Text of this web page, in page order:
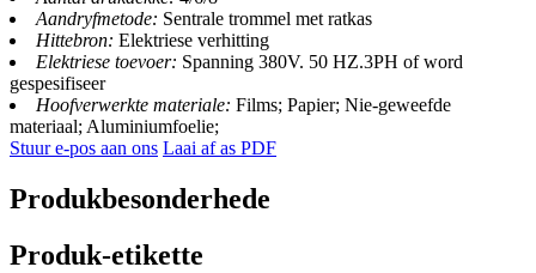
Aandryfmetode: Sentrale trommel met ratkas
Hittebron: Elektriese verhitting
Elektriese toevoer: Spanning 380V. 50 HZ.3PH of word
gespesifiseer
Hoofverwerkte materiale: Films; Papier; Nie-geweefde
materiaal; Aluminiumfoelie;
Stuur e-pos aan ons Laai af as PDF
Produkbesonderhede
Produk-etikette